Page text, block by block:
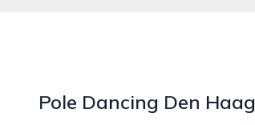
Pole Dancing Den Haag